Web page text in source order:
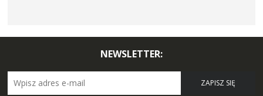
NEWSLETTER:
ZAPISZ SIĘ